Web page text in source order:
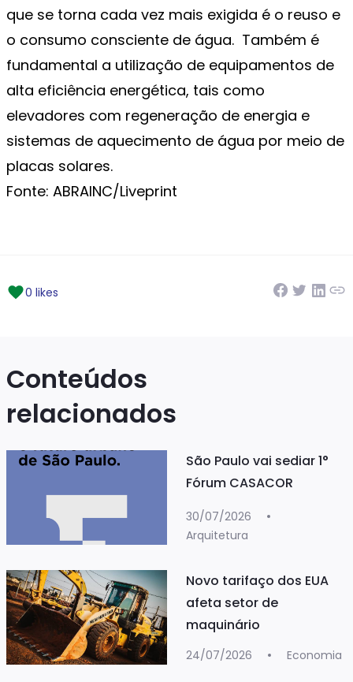
que se torna cada vez mais exigida é o reuso e
o consumo consciente de água. Também é
fundamental a utilização de equipamentos de
alta eficiência energética, tais como
elevadores com regeneração de energia e
sistemas de aquecimento de água por meio de
placas solares.
Fonte: ABRAINC/Liveprint
0 likes
Conteúdos
relacionados
São Paulo vai sediar 1°
Fórum CASACOR
30/07/2026
Arquitetura
Novo tarifaço dos EUA
afeta setor de
maquinário
24/07/2026 Economia